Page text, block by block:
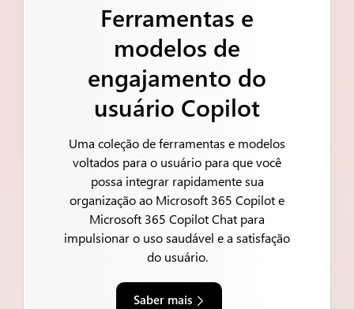
Ferramentas e
modelos de
engajamento do
usuário Copilot
Uma coleção de ferramentas e modelos
voltados para o usuário para que você
possa integrar rapidamente sua
organização ao Microsoft 365 Copilot e
Microsoft 365 Copilot Chat para
impulsionar o uso saudável e a satisfação
do usuário.
Saber mais